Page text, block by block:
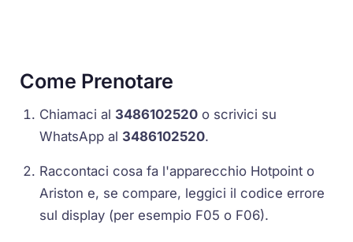
Come Prenotare
Chiamaci al 3486102520 o scrivici su
WhatsApp al 3486102520.
Raccontaci cosa fa l'apparecchio Hotpoint o
Ariston e, se compare, leggici il codice errore
sul display (per esempio F05 o F06).